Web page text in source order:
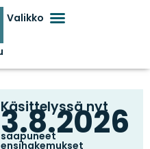
Käsittelyssä nyt
3.8.2026
saapuneet
ensihakemukset